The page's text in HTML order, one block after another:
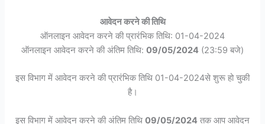
आवेदन करने की तिथि
ऑनलाइन आवेदन करने की प्रारंभिक तिथि: 01-04-2024
ऑनलाइन आवेदन करने की अंतिम तिथि: 09/05/2024 (23:59 बजे)
इस विभाग में आवेदन करने की प्रारंभिक तिथि 01-04-2024से शुरू हो चुकी
है।
इस विभाग में आवेदन करने की अंतिम तिथि 09/05/2024 तक आप आवेदन